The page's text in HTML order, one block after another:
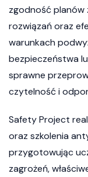
zgodność planów
rozwiązań oraz
warunkach
bezpieczeństwa
sprawne
czytelność i
Safety Project
oraz szkolenia
przygotowując
zagrożeń,